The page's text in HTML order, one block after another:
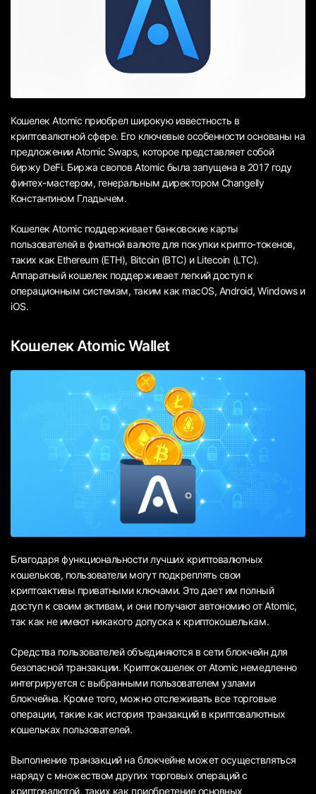
Кошелек Atomic приобрел широкую известность в
криптовалютной сфере. Его ключевые особенности основаны на
предложении Atomic Swaps, которое представляет собой
биржу DeFi. Биржа свопов Atomic была запущена в 2017 году
финтех-мастером, генеральным директором Changelly
Константином Гладычем.
Кошелек Atomic поддерживает банковские карты
пользователей в фиатной валюте для покупки крипто-токенов,
таких как Ethereum (ETH), Bitcoin (BTC) и Litecoin (LTC).
Аппаратный кошелек поддерживает легкий доступ к
операционным системам, таким как macOS, Android, Windows и
iOS.
Кошелек Atomic Wallet
Благодаря функциональности лучших криптовалютных
кошельков, пользователи могут подкреплять свои
криптоактивы приватными ключами. Это дает им полный
доступ к своим активам, и они получают автономию от Atomic,
так как не имеют никакого допуска к криптокошелькам.
Средства пользователей объединяются в сети блокчейн для
безопасной транзакции. Криптокошелек от Atomic немедленно
интегрируется с выбранными пользователем узлами
блокчейна. Кроме того, можно отслеживать все торговые
операции, такие как история транзакций в криптовалютных
кошельках пользователей.
Выполнение транзакций на блокчейне может осуществляться
наряду с множеством других торговых операций с
криптовалютой, таких как приобретение основных